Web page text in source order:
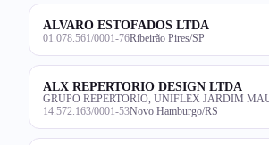
ALVARO ESTOFADOS LTDA
01.078.561/0001-76Ribeirão Pires/SP
ALX REPERTORIO DESIGN LTDA
GRUPO REPERTORIO, UNIFLEX JARDIM
14.572.163/0001-53Novo Hamburgo/RS